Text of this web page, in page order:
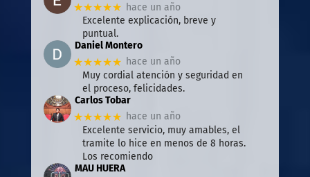
★★★★★ hace un año
Excelente explicación, breve y
puntual.
Daniel Montero
★★★★★ hace un año
Muy cordial atención y seguridad en
el proceso, felicidades.
Carlos Tobar
★★★★★ hace un año
Excelente servicio, muy amables, el
tramite lo hice en menos de 8 horas.
Los recomiendo
MAU HUERA